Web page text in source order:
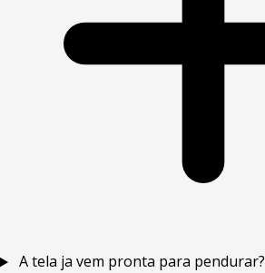
A tela ja vem pronta para pendurar?